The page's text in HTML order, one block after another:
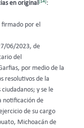
en original [14]:
firmado por el
06/2023, de
del
por medio de la
resolutivos de la
y se le
notificación de
de su cargo
Michoacán de